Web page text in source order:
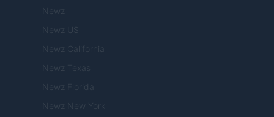
Newz
Newz US
Newz California
Newz Texas
Newz Florida
Newz New York